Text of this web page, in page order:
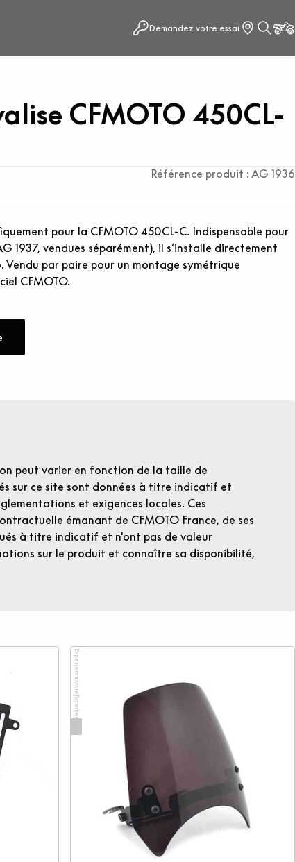
Demandez votre essai
CFMOTO 450CL-
Référence produit : AG 1936
pour la CFMOTO 450CL-C. Indispensable pour
1937, vendues séparément), il s’installe directement
Vendu par paire pour un montage symétrique
CFMOTO.
peut varier en fonction de la taille de
sur ce site sont données à titre indicatif et
et exigences locales. Ces
émanant de CFMOTO France, de ses
à titre indicatif et n'ont pas de valeur
sur le produit et connaître sa disponibilité,
ExperienceMoreTogether